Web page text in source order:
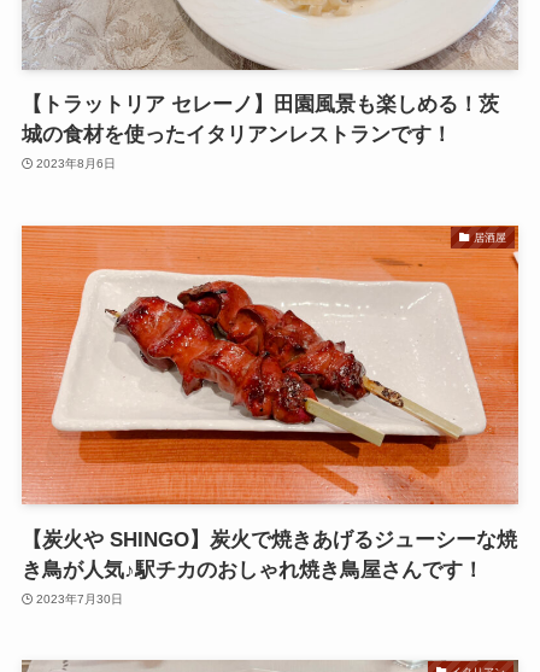
【トラットリア セレーノ】田園風景も楽しめる！茨
城の食材を使ったイタリアンレストランです！
2023年8月6日
居酒屋
【炭火や SHINGO】炭火で焼きあげるジューシーな焼
き鳥が人気♪駅チカのおしゃれ焼き鳥屋さんです！
2023年7月30日